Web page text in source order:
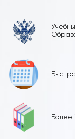
Более